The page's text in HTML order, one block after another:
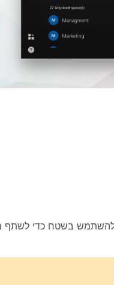
להשתמש בשטח כדי לשתף